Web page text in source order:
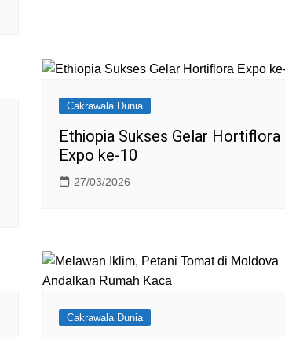
Cakrawala Dunia
Ethiopia Sukses Gelar Hortiflora
Expo ke-10
27/03/2026
Cakrawala Dunia